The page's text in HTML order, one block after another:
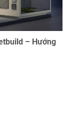
– Hướng